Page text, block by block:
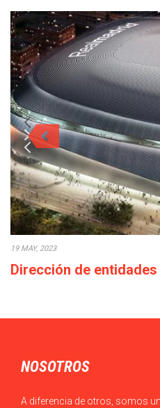
19 MAY, 2023
Dirección de
NOSOTROS
A diferencia de otros, somos